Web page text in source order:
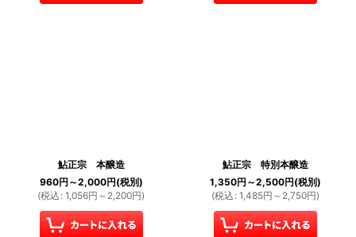
鮎正宗 本醸造
960円 ～2,000円(税別)
(税込 : 1,056円 ～2,200円)
鮎正宗 特別本醸造
1,350円 ～2,500円(税別)
(税込 : 1,485円 ～2,750円)